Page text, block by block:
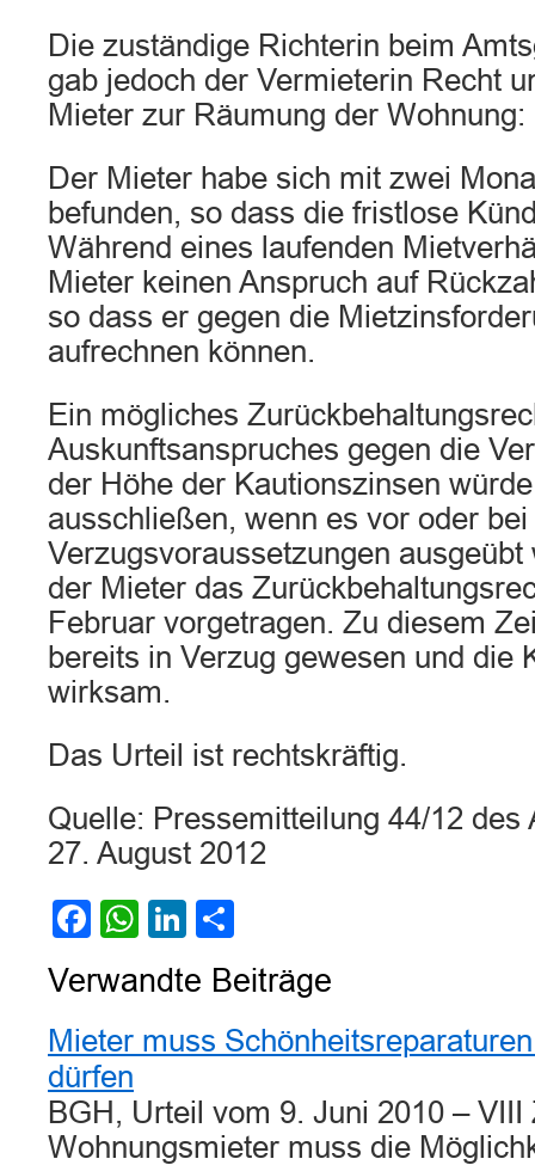
Die zuständige Richterin beim
gab jedoch der Vermieterin Recht
Mieter zur Räumung der Wohnung:
Der Mieter habe sich mit zwei
befunden, so dass die fristlose
Während eines laufenden
Mieter keinen Anspruch auf
so dass er gegen die
aufrechnen können.
Ein mögliches
Auskunftsanspruches gegen die
der Höhe der Kautionszinsen
ausschließen, wenn es vor oder
Verzugsvoraussetzungen
der Mieter das
Februar vorgetragen. Zu diesem
bereits in Verzug gewesen und die
wirksam.
Das Urteil ist rechtskräftig.
Quelle: Pressemitteilung 44/12 des
27. August 2012
Facebook
WhatsApp
LinkedIn
Verwandte Beiträge
Mieter muss
dürfen
BGH, Urteil vom 9. Juni 2010 – VIII
Wohnungsmieter muss die